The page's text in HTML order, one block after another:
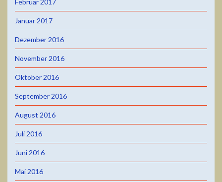
Februar 2017
Januar 2017
Dezember 2016
November 2016
Oktober 2016
September 2016
August 2016
Juli 2016
Juni 2016
Mai 2016